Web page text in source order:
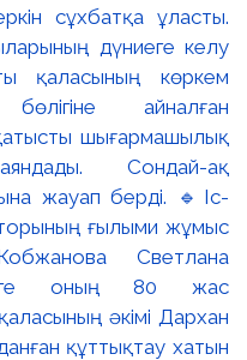
сұхбатқа ұласты.
дүниеге келу
қаласының көркем
айналған
шығармашылық
Сондай-ақ
жауап берді. 🔹Іс-
ғылыми жұмыс
Светлана
оның 80 жас
әкімі Дархан
құттықтау хатын